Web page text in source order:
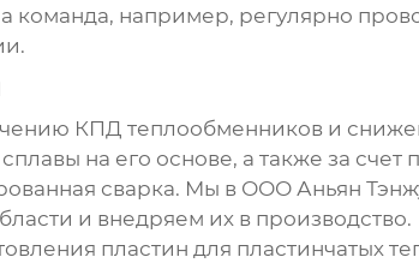
например, регулярно
КПД теплообменников и
на его основе, а также за
сварка. Мы в ООО Аньян
и внедряем их в производство.
пластин для пластинчатых